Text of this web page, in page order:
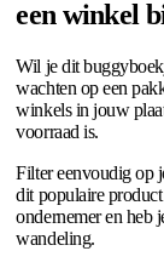
een winkel
Wil je dit
wachten op een
winkels in jouw
voorraad is.
Filter eenvoudig op
dit populaire
ondernemer en heb
wandeling.